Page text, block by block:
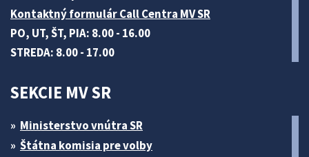
Kontaktný formulár Call Centra MV SR
PO, UT, ŠT, PIA: 8.00 - 16.00
STREDA: 8.00 - 17.00
SEKCIE MV SR
Ministerstvo vnútra SR
Štátna komisia pre volby